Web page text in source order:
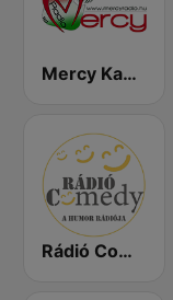
Mercy Kabaré
Rádió Comedy